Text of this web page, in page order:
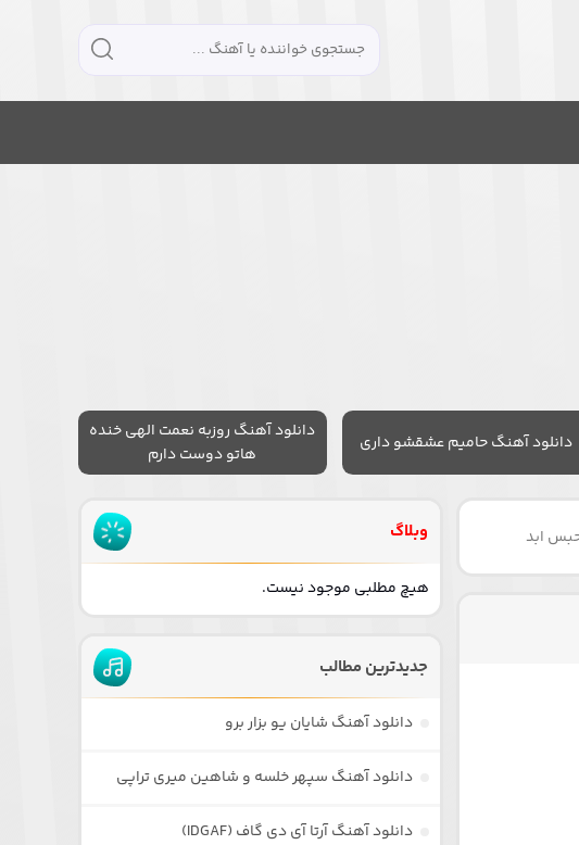
دانلود آهنگ حامیم عشقشو داری
دانلود آهنگ روزبه نعمت الهی خنده
هاتو دوست دارم
ابد وبلاگ
هیچ مطلبی موجود نیست.
جدیدترین مطالب
دانلود آهنگ شایان یو بزار برو
دانلود آهنگ سپهر خلسه و شاهین میری تراپی
دانلود آهنگ آرتا آی دی گاف (IDGAF)